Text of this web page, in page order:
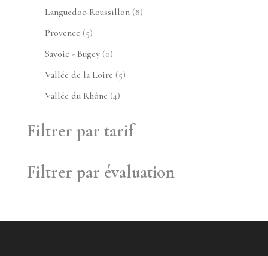
produits
Languedoc-Roussillon 88
Provence 55
produits
Savoie - Bugey 00
produit
Vallée de la Loire 55
Vallée du Rhône 44
Filtrer par tarif
Filtrer par évaluation